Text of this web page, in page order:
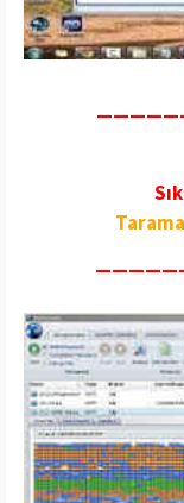
Tarama